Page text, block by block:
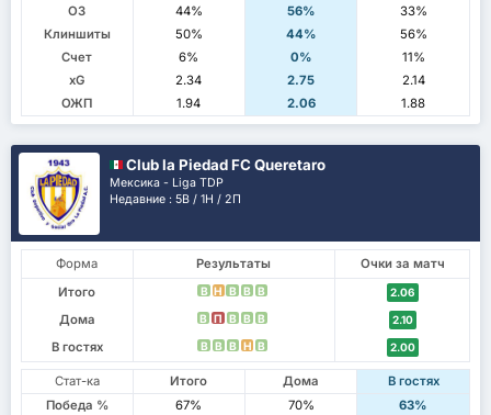
ОЗ
44% 56%
33%
Клиншиты
50% 44%
56%
Счет
6% 0%
11%
xG
2.34 2.75
2.14
ОЖП
1.94 2.06 1.88
Club la Piedad FC Queretaro
Мексика - Liga TDP
Недавние : 5В / 1Н / 2П
Форма Результаты
Очки за матч
Итого
В Н В В В 2.06
Дома В П В В В 2.10
В гостях В В В Н В 2.00
Стат-ка Итого Дома
В гостях
Победа %
67% 70%
63%